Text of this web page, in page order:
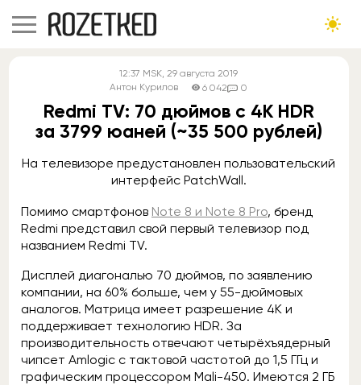
12:37 MSK, 29 августа 2019
Антон Курилов
6 042 0
Redmi TV: 70 дюймов с 4K HDR
за 3799 юаней (~35 500 рублей)
На телевизоре предустановлен пользовательский
интерфейс PatchWall.
Помимо смартфонов Note 8 и Note 8 Pro, бренд
Redmi представил свой первый телевизор под
названием Redmi TV.
Дисплей диагональю 70 дюймов, по заявлению
компании, на 60% больше, чем у 55-дюймовых
аналогов. Матрица имеет разрешение 4К и
поддерживает технологию HDR. За
производительность отвечают четырёхъядерный
чипсет Amlogic с тактовой частотой до 1,5 ГГц и
графическим процессором Mali-450. Имеются 2 ГБ